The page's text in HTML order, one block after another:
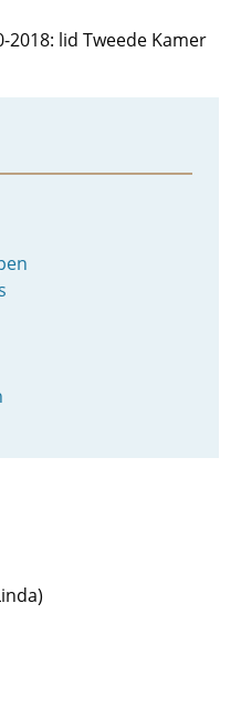
lid Tweede Kamer